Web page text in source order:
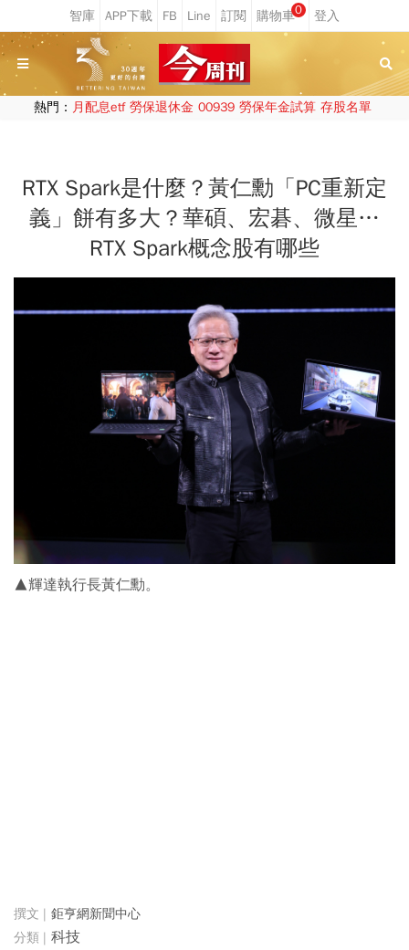
0
熱門： 月配息etf 勞保退休金 00939 勞保年金試算 存股名單
RTX Spark是什麼？黃仁勳「PC重新定
義」餅有多大？華碩、宏碁、微星…
RTX Spark概念股有哪些
▲輝達執行長黃仁勳。
鉅亨網新聞中心
科技